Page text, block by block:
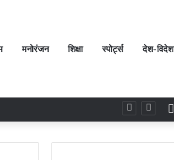
मनोरंजन शिक्षा स्पोर्ट्स देश-विदेश